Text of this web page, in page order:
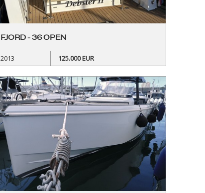
FJORD - 36 OPEN
2013 125.000 EUR